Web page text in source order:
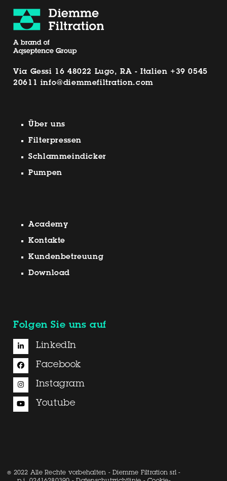
Via Gessi 16 48022 Lugo, RA - Italien +39 0545
20611 info@diemmefiltration.com
Über uns
Filterpressen
Schlammeindicker
Pumpen
Academy
Kontakte
Kundenbetreuung
Download
Folgen Sie uns auf
LinkedIn
Facebook
Instagram
Youtube
® 2022 Alle Rechte vorbehalten - Diemme Filtration srl -